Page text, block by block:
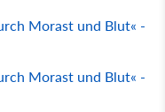
Morast und Blut« -
Morast und Blut« -